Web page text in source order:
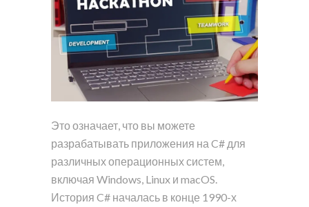
Это означает, что вы можете
разрабатывать приложения на C# для
различных операционных систем,
включая Windows, Linux и macOS.
История C# началась в конце 1990-х